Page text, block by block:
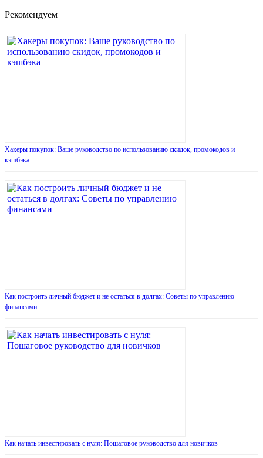
Рекомендуем
Хакеры покупок: Ваше руководство по использованию скидок, промокодов и
кэшбэка
Как построить личный бюджет и не остаться в долгах: Советы по управлению
финансами
Как начать инвестировать с нуля: Пошаговое руководство для новичков